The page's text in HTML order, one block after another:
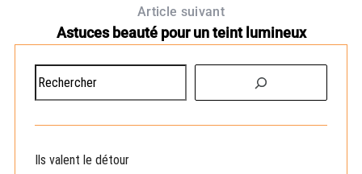
Article suivant
Astuces beauté pour un teint lumineux
e
h
r Ils valent le détour